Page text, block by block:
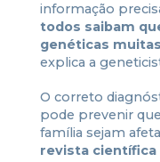
informação
todos saibam
genéticas
explica a
O correto
pode prevenir
família sejam
revista científica